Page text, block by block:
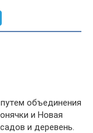
объединения
и Новая
и деревень.